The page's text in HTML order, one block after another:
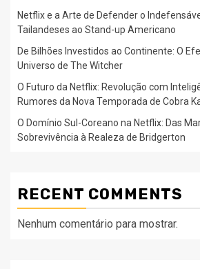
Netflix e a Arte de Defender o
Tailandeses ao Stand-up Americano
De Bilhões Investidos ao Continente: O
Universo de The Witcher
O Futuro da Netflix: Revolução com
Rumores da Nova Temporada de Cobra
O Domínio Sul-Coreano na Netflix: Das
Sobrevivência à Realeza de Bridgerton
RECENT COMMENTS
Nenhum comentário para mostrar.